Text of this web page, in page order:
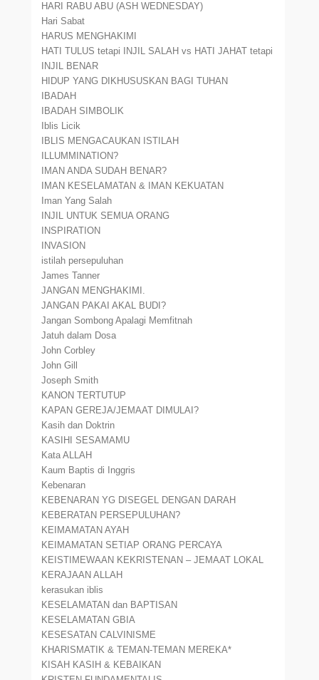
HARI RABU ABU (ASH WEDNESDAY)
Hari Sabat
HARUS MENGHAKIMI
HATI TULUS tetapi INJIL SALAH vs HATI JAHAT tetapi
INJIL BENAR
HIDUP YANG DIKHUSUSKAN BAGI TUHAN
IBADAH
IBADAH SIMBOLIK
Iblis Licik
IBLIS MENGACAUKAN ISTILAH
ILLUMMINATION?
IMAN ANDA SUDAH BENAR?
IMAN KESELAMATAN & IMAN KEKUATAN
Iman Yang Salah
INJIL UNTUK SEMUA ORANG
INSPIRATION
INVASION
istilah persepuluhan
James Tanner
JANGAN MENGHAKIMI.
JANGAN PAKAI AKAL BUDI?
Jangan Sombong Apalagi Memfitnah
Jatuh dalam Dosa
John Corbley
John Gill
Joseph Smith
KANON TERTUTUP
KAPAN GEREJA/JEMAAT DIMULAI?
Kasih dan Doktrin
KASIHI SESAMAMU
Kata ALLAH
Kaum Baptis di Inggris
Kebenaran
KEBENARAN YG DISEGEL DENGAN DARAH
KEBERATAN PERSEPULUHAN?
KEIMAMATAN AYAH
KEIMAMATAN SETIAP ORANG PERCAYA
KEISTIMEWAAN KEKRISTENAN – JEMAAT LOKAL
KERAJAAN ALLAH
kerasukan iblis
KESELAMATAN dan BAPTISAN
KESELAMATAN GBIA
KESESATAN CALVINISME
KHARISMATIK & TEMAN-TEMAN MEREKA*
KISAH KASIH & KEBAIKAN